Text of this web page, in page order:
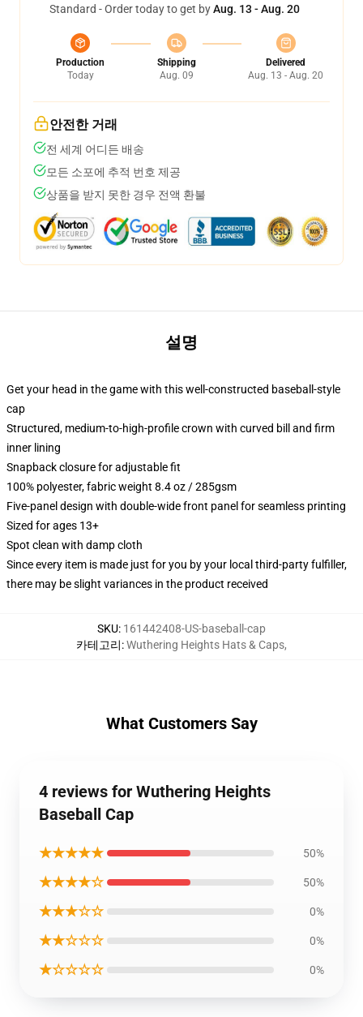
Standard - Order today to get byAug. 13 - Aug. 20
Production
Today
Shipping
Aug. 09
Delivered
Aug. 13 - Aug. 20
안전한 거래
전 세계 어디든 배송
모든 소포에 추적 번호 제공
상품을 받지 못한 경우 전액 환불
설명
Get your head in the game with this well-constructed baseball-style
cap
Structured, medium-to-high-profile crown with curved bill and firm
inner lining
Snapback closure for adjustable fit
100% polyester, fabric weight 8.4 oz / 285gsm
Five-panel design with double-wide front panel for seamless printing
Sized for ages 13+
Spot clean with damp cloth
Since every item is made just for you by your local third-party fulfiller,
there may be slight variances in the product received
SKU: 161442408-US-baseball-cap
카테고리:Wuthering Heights Hats & Caps,
What Customers Say
4 reviews for Wuthering Heights
Baseball Cap
★★★★★ 50%
★★★★☆ 50%
★★★☆☆ 0%
★★☆☆☆ 0%
★☆☆☆☆ 0%